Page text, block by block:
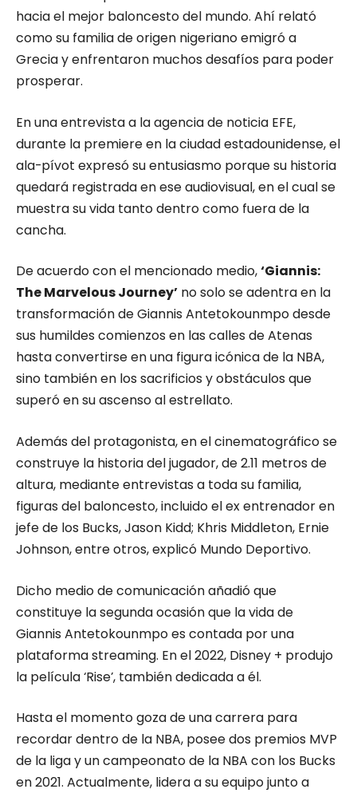
hacia el mejor baloncesto del mundo. Ahí relató
como su familia de origen nigeriano emigró a
Grecia y enfrentaron muchos desafíos para poder
prosperar.
En una entrevista a la agencia de noticia EFE,
durante la premiere en la ciudad estadounidense, el
ala-pívot expresó su entusiasmo porque su historia
quedará registrada en ese audiovisual, en el cual se
muestra su vida tanto dentro como fuera de la
cancha.
De acuerdo con el mencionado medio,‘Giannis:
The Marvelous Journey’ no solo se adentra en la
transformación de Giannis Antetokounmpo desde
sus humildes comienzos en las calles de Atenas
hasta convertirse en una figura icónica de la NBA,
sino también en los sacrificios y obstáculos que
superó en su ascenso al estrellato.
Además del protagonista, en el cinematográfico se
construye la historia del jugador, de 2.11 metros de
altura, mediante entrevistas a toda su familia,
figuras del baloncesto, incluido el ex entrenador en
jefe de los Bucks, Jason Kidd; Khris Middleton, Ernie
Johnson, entre otros, explicó Mundo Deportivo.
Dicho medio de comunicación añadió que
constituye la segunda ocasión que la vida de
Giannis Antetokounmpo es contada por una
plataforma streaming. En el 2022, Disney + produjo
la película ‘Rise’, también dedicada a él.
Hasta el momento goza de una carrera para
recordar dentro de la NBA, posee dos premios MVP
de la liga y un campeonato de la NBA con los Bucks
en 2021. Actualmente, lidera a su equipo junto a